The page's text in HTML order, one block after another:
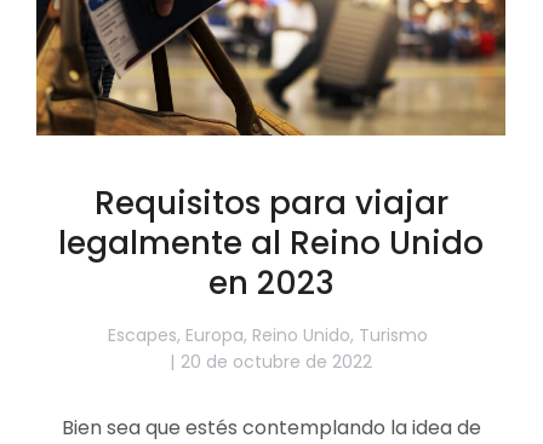
Requisitos para viajar
legalmente al Reino Unido
en 2023
Escapes, Europa, Reino Unido, Turismo
20 de octubre de 2022
Bien sea que estés contemplando la idea de